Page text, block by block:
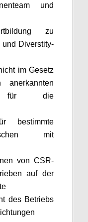
und
zu
und Diverstity-
im Gesetz
anerkannten
für die
bestimmte
mit
von CSR-
auf der
des Betriebs